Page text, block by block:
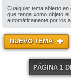
Cualquier tema abierto
que tenga como objeto
automáticamente por los
NUEVO TEMA
PÁGINA 1